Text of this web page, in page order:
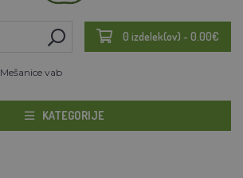
0 izdelek(ov) - 0.00€
Mešanice vab
KATEGORIJE